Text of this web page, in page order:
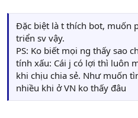
Đặc biệt là t thích bot, muốn
triển sv vậy.
PS: Ko biết mọi ng thấy sao
tính xấu: Cái j có lợi thì luôn
khi chịu chia sẻ. Như muốn
nhiều khi ở VN ko thấy đâu